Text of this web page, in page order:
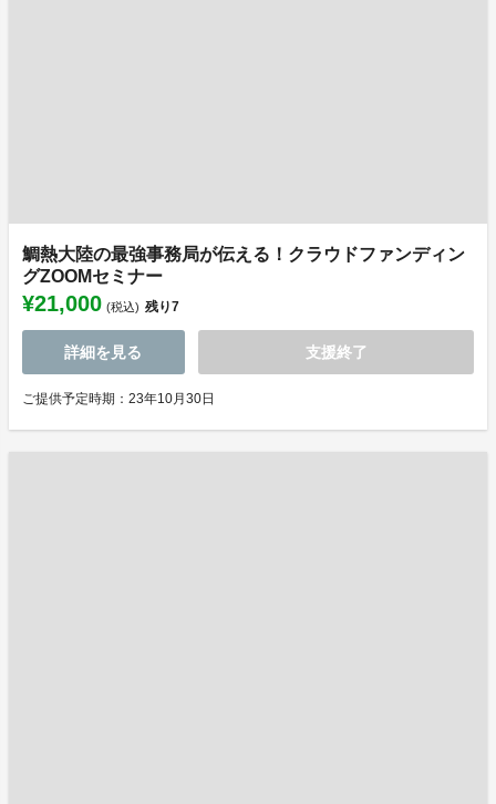
鯛熱大陸の最強事務局が伝える！クラウドファンディン
グZOOMセミナー
¥21,000 (税込) 残り7
詳細を見る 支援終了
ご提供予定時期：23年10月30日